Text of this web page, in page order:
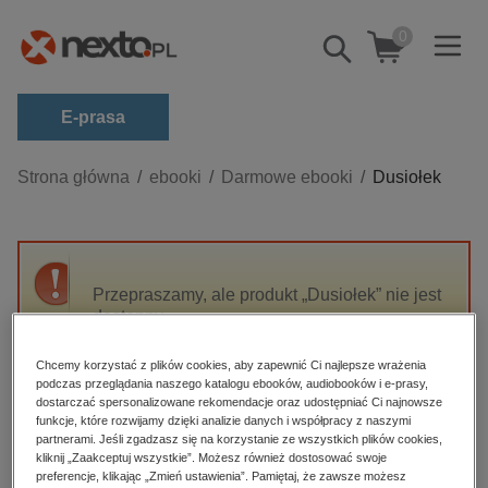
Pokaż/schowaj
wyszukiwarkę
0
E-prasa
Kategorie
biznesowe, branżowe, gospodarka
dzienniki
edukacja
hobby, sport, rozrywka
komputery, internet, technologie, informatyka
Strona główna ebooki Darmowe ebooki Dusiołek
Przepraszamy, ale produkt „Dusiołek” nie jest
dostępny.
High-contrast mode
Polecane
Chcemy korzystać z plików cookies, aby zapewnić Ci najlepsze wrażenia
podczas przeglądania naszego katalogu ebooków, audiobooków i e-prasy,
dostarczać spersonalizowane rekomendacje oraz udostępniać Ci najnowsze
funkcje, które rozwijamy dzięki analizie danych i współpracy z naszymi
partnerami. Jeśli zgadzasz się na korzystanie ze wszystkich plików cookies,
kliknij „Zaakceptuj wszystkie”. Możesz również dostosować swoje
preferencje, klikając „Zmień ustawienia”. Pamiętaj, że zawsze możesz